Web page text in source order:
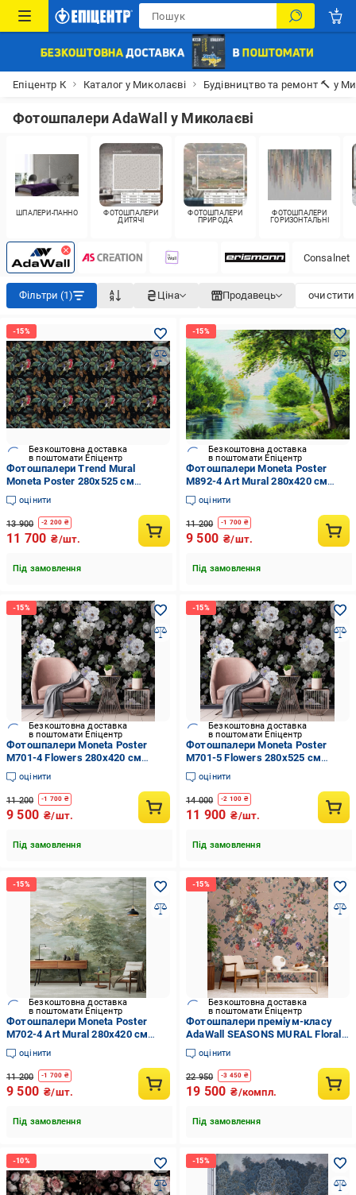
Епіцентр К Каталог у Миколаєві Будівництво та ремонт 🔨 у
Фотошпалери AdaWall у Миколаєві
ШПАЛЕРИ-ПАННО
ФОТОШПАЛЕРИ
ДИТЯЧІ
ФОТОШПАЛЕРИ
ПРИРОДА
ФОТОШПАЛЕРИ
ГОРИЗОНТАЛЬНІ
Consalnet
Фільтри (1) Ціна Продавець очистити
Безкоштовна доставка
в поштомати Епіцентр
Фотошпалери Trend Mural
Moneta Poster 280х525 см
(14022245)
оцінити
13 900 -2 200 ₴
11 700 ₴/шт.
Під замовлення
Безкоштовна доставка
в поштомати Епіцентр
Фотошпалери Moneta Poster
M892-4 Art Mural 280х420 см
(14237906)
оцінити
11 200 -1 700 ₴
9 500 ₴/шт.
Під замовлення
Безкоштовна доставка
в поштомати Епіцентр
Фотошпалери Moneta Poster
M701-4 Flowers 280х420 см
(14237900)
оцінити
11 200 -1 700 ₴
9 500 ₴/шт.
Під замовлення
Безкоштовна доставка
в поштомати Епіцентр
Фотошпалери Moneta Poster
M701-5 Flowers 280х525 см
(14237901)
оцінити
14 000 -2 100 ₴
11 900 ₴/шт.
Під замовлення
Безкоштовна доставка
в поштомати Епіцентр
Фотошпалери Moneta Poster
M702-4 Art Mural 280х420 см
(14237903)
оцінити
11 200 -1 700 ₴
9 500 ₴/шт.
Під замовлення
Безкоштовна доставка
в поштомати Епіцентр
Фотошпалери преміум-класу
AdaWall SEASONS MURAL Floral
Рожевий (SE315-3)
оцінити
22 950 -3 450 ₴
19 500 ₴/компл.
Під замовлення